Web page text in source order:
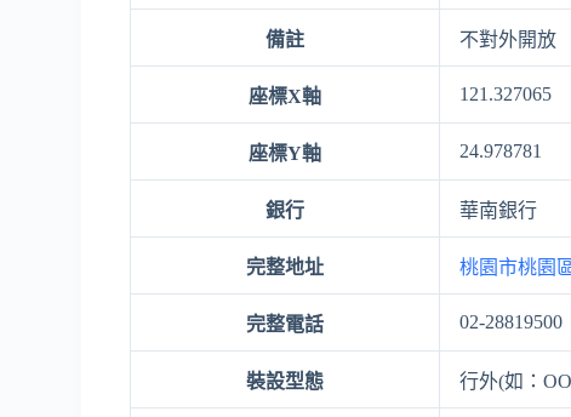
備註 不對外開放
座標X軸 121.327065
座標Y軸 24.978781
銀行 華南銀行
完整地址 桃園市桃園
完整電話 02-28819500
裝設型態 行外(如：